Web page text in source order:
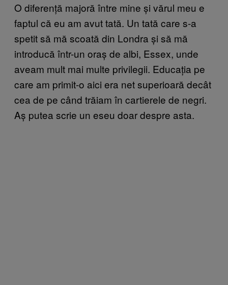
O diferență majoră între mine și vărul meu e
faptul că eu am avut tată. Un tată care s-a
spetit să mă scoată din Londra și să mă
introducă într-un oraș de albi, Essex, unde
aveam mult mai multe privilegii. Educația pe
care am primit-o aici era net superioară decât
cea de pe când trăiam în cartierele de negri.
Aș putea scrie un eseu doar despre asta.